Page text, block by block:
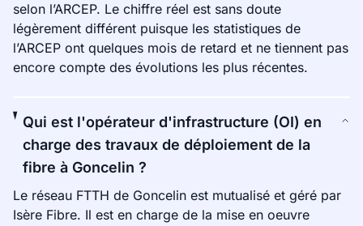
selon l’ARCEP. Le chiffre réel est sans doute
légèrement différent puisque les statistiques de
l’ARCEP ont quelques mois de retard et ne tiennent pas
encore compte des évolutions les plus récentes.
Qui est l'opérateur d'infrastructure (OI) en
charge des travaux de déploiement de la
fibre à Goncelin ?
Le réseau FTTH de Goncelin est mutualisé et géré par
Isère Fibre. Il est en charge de la mise en oeuvre